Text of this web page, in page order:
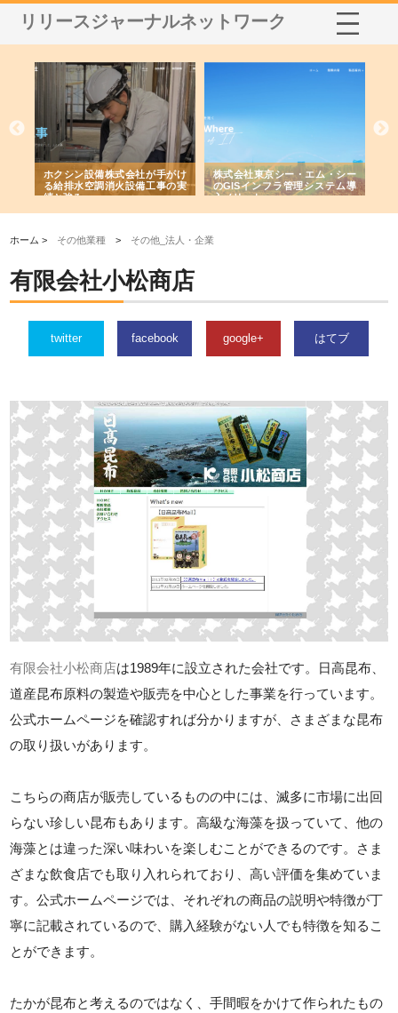
リリースジャーナルネットワーク
ホクシン設備株式会社が手がけ
る給排水空調消火設備工事の実
績と強み
株式会社東京シー・エム・シー
のGISインフラ管理システム導
入メリット
ホーム > その他業種 > その他_法人・企業
有限会社小松商店
twitter facebook google+ はてブ
有限会社小松商店は1989年に設立された会社です。日高昆布、
道産昆布原料の製造や販売を中心とした事業を行っています。
公式ホームページを確認すれば分かりますが、さまざまな昆布
の取り扱いがあります。
こちらの商店が販売しているものの中には、滅多に市場に出回
らない珍しい昆布もあります。高級な海藻を扱っていて、他の
海藻とは違った深い味わいを楽しむことができるのです。さま
ざまな飲食店でも取り入れられており、高い評価を集めていま
す。公式ホームページでは、それぞれの商品の説明や特徴が丁
寧に記載されているので、購入経験がない人でも特徴を知るこ
とができます。
たかが昆布と考えるのではなく、手間暇をかけて作られたもの